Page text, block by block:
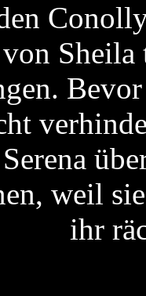
weil
ihr